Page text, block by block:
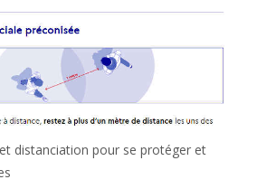
distanciation pour se protéger et